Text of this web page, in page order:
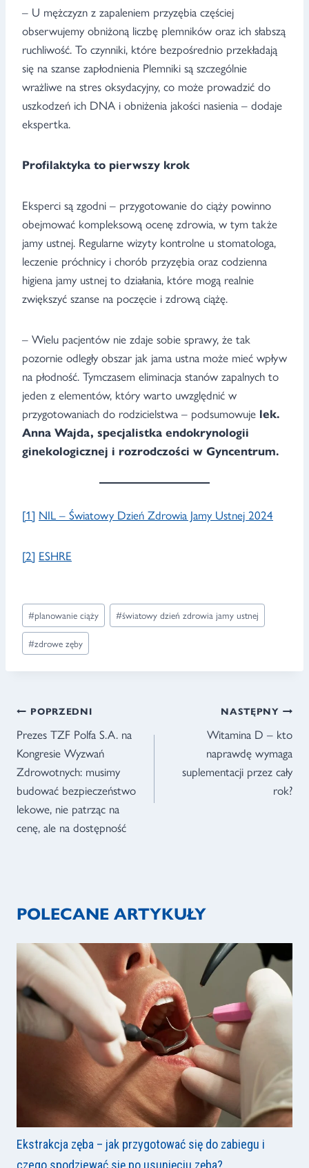
– U mężczyzn z zapaleniem przyzębia częściej
obserwujemy obniżoną liczbę plemników oraz ich słabszą
ruchliwość. To czynniki, które bezpośrednio przekładają
się na szanse zapłodnienia Plemniki są szczególnie
wrażliwe na stres oksydacyjny, co może prowadzić do
uszkodzeń ich DNA i obniżenia jakości nasienia – dodaje
ekspertka.
Profilaktyka to pierwszy krok
Eksperci są zgodni – przygotowanie do ciąży powinno
obejmować kompleksową ocenę zdrowia, w tym także
jamy ustnej. Regularne wizyty kontrolne u stomatologa,
leczenie próchnicy i chorób przyzębia oraz codzienna
higiena jamy ustnej to działania, które mogą realnie
zwiększyć szanse na poczęcie i zdrową ciążę.
– Wielu pacjentów nie zdaje sobie sprawy, że tak
pozornie odległy obszar jak jama ustna może mieć wpływ
na płodność. Tymczasem eliminacja stanów zapalnych to
jeden z elementów, który warto uwzględnić w
przygotowaniach do rodzicielstwa – podsumowuje lek.
Anna Wajda, specjalistka endokrynologii
ginekologicznej i rozrodczości w Gyncentrum.
[1] NIL – Światowy Dzień Zdrowia Jamy Ustnej 2024
[2] ESHRE
Tagi
wpisu:
#planowanie ciąży #światowy dzień zdrowia jamy ustnej
#zdrowe zęby
NAWIGACJA
WPISU
POPRZEDNI
Prezes TZF Polfa S.A. na
Kongresie Wyzwań
Zdrowotnych: musimy
budować bezpieczeństwo
lekowe, nie patrząc na
cenę, ale na dostępność
NASTĘPNY
Witamina D – kto
naprawdę wymaga
suplementacji przez cały
rok?
POLECANE ARTYKUŁY
Ekstrakcja zęba – jak przygotować się do zabiegu i
czego spodziewać się po usunięciu zęba?